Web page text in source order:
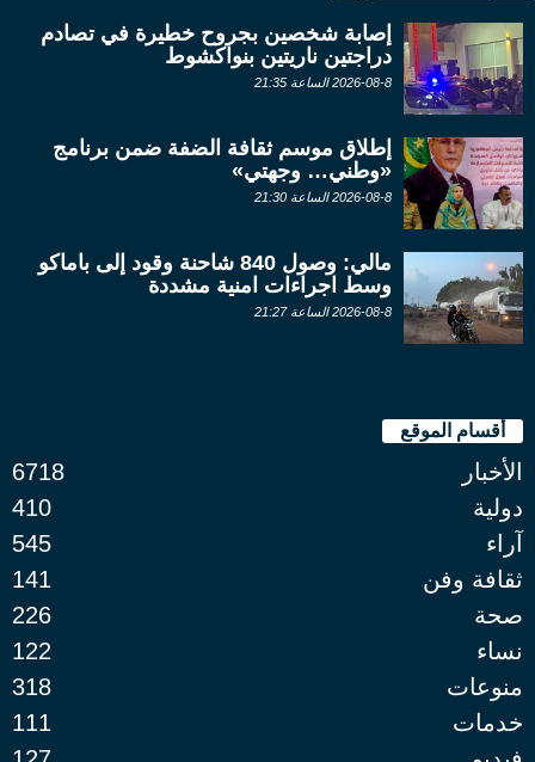
إصابة شخصين بجروح خطيرة في تصادم
دراجتين ناريتين بنواكشوط
2026-08-8 الساعة 21:35
إطلاق موسم ثقافة الضفة ضمن برنامج
«وطني… وجهتي»
2026-08-8 الساعة 21:30
مالي: وصول 840 شاحنة وقود إلى باماكو
وسط اجراءات امنية مشددة
2026-08-8 الساعة 21:27
أقسام الموقع
الأخبار
6718
دولية
410
آراء
545
ثقافة وفن
141
صحة
226
نساء
122
منوعات
318
خدمات
111